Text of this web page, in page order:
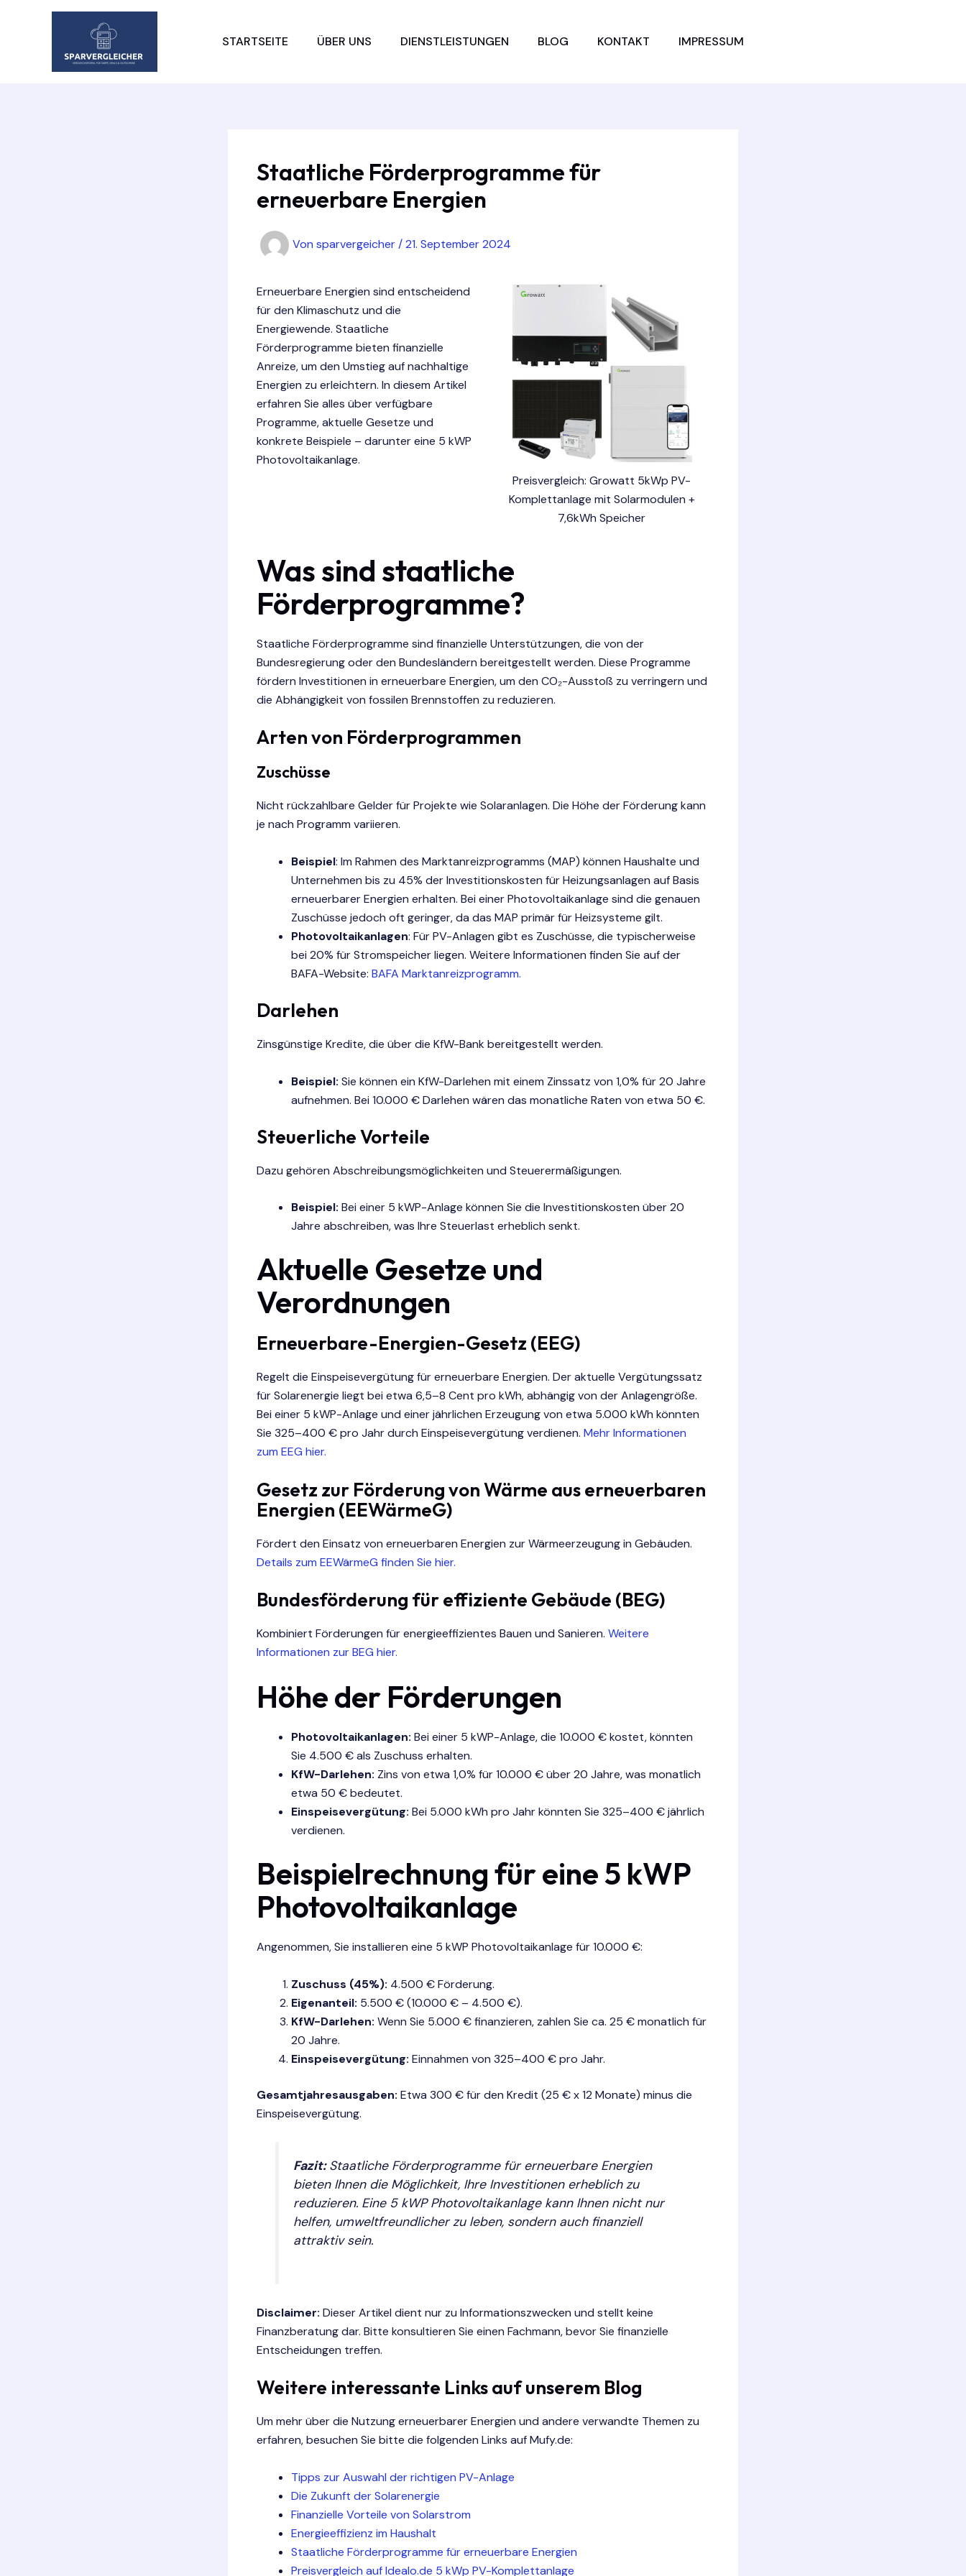
STARTSEITE ÜBER UNS DIENSTLEISTUNGEN BLOG KONTAKT IMPRESSUM
Staatliche Förderprogramme für
erneuerbare Energien
Von sparvergeicher /21. September 2024
Preisvergleich: Growatt 5kWp PV-
Komplettanlage mit Solarmodulen +
7,6kWh Speicher
Erneuerbare Energien sind entscheidend
für den Klimaschutz und die
Energiewende. Staatliche
Förderprogramme bieten finanzielle
Anreize, um den Umstieg auf nachhaltige
Energien zu erleichtern. In diesem Artikel
erfahren Sie alles über verfügbare
Programme, aktuelle Gesetze und
konkrete Beispiele – darunter eine 5 kWP
Photovoltaikanlage.
Was sind staatliche
Förderprogramme?
Staatliche Förderprogramme sind finanzielle Unterstützungen, die von der
Bundesregierung oder den Bundesländern bereitgestellt werden. Diese Programme
fördern Investitionen in erneuerbare Energien, um den CO₂-Ausstoß zu verringern und
die Abhängigkeit von fossilen Brennstoffen zu reduzieren.
Arten von Förderprogrammen
Zuschüsse
Nicht rückzahlbare Gelder für Projekte wie Solaranlagen. Die Höhe der Förderung kann
je nach Programm variieren.
Beispiel: Im Rahmen des Marktanreizprogramms (MAP) können Haushalte und
Unternehmen bis zu 45% der Investitionskosten für Heizungsanlagen auf Basis
erneuerbarer Energien erhalten. Bei einer Photovoltaikanlage sind die genauen
Zuschüsse jedoch oft geringer, da das MAP primär für Heizsysteme gilt.
Photovoltaikanlagen: Für PV-Anlagen gibt es Zuschüsse, die typischerweise
bei 20% für Stromspeicher liegen. Weitere Informationen finden Sie auf der
BAFA-Website: BAFA Marktanreizprogramm.
Darlehen
Zinsgünstige Kredite, die über die KfW-Bank bereitgestellt werden.
Beispiel: Sie können ein KfW-Darlehen mit einem Zinssatz von 1,0% für 20 Jahre
aufnehmen. Bei 10.000 € Darlehen wären das monatliche Raten von etwa 50 €.
Steuerliche Vorteile
Dazu gehören Abschreibungsmöglichkeiten und Steuerermäßigungen.
Beispiel: Bei einer 5 kWP-Anlage können Sie die Investitionskosten über 20
Jahre abschreiben, was Ihre Steuerlast erheblich senkt.
Aktuelle Gesetze und
Verordnungen
Erneuerbare-Energien-Gesetz (EEG)
Regelt die Einspeisevergütung für erneuerbare Energien. Der aktuelle Vergütungssatz
für Solarenergie liegt bei etwa 6,5–8 Cent pro kWh, abhängig von der Anlagengröße.
Bei einer 5 kWP-Anlage und einer jährlichen Erzeugung von etwa 5.000 kWh könnten
Sie 325–400 € pro Jahr durch Einspeisevergütung verdienen. Mehr Informationen
zum EEG hier.
Gesetz zur Förderung von Wärme aus erneuerbaren
Energien (EEWärmeG)
Fördert den Einsatz von erneuerbaren Energien zur Wärmeerzeugung in Gebäuden.
Details zum EEWärmeG finden Sie hier.
Bundesförderung für effiziente Gebäude (BEG)
Kombiniert Förderungen für energieeffizientes Bauen und Sanieren. Weitere
Informationen zur BEG hier.
Höhe der Förderungen
Photovoltaikanlagen: Bei einer 5 kWP-Anlage, die 10.000 € kostet, könnten
Sie 4.500 € als Zuschuss erhalten.
KfW-Darlehen: Zins von etwa 1,0% für 10.000 € über 20 Jahre, was monatlich
etwa 50 € bedeutet.
Einspeisevergütung: Bei 5.000 kWh pro Jahr könnten Sie 325–400 € jährlich
verdienen.
Beispielrechnung für eine 5 kWP
Photovoltaikanlage
Angenommen, Sie installieren eine 5 kWP Photovoltaikanlage für 10.000 €:
Zuschuss (45%): 4.500 € Förderung.
Eigenanteil: 5.500 € (10.000 € – 4.500 €).
KfW-Darlehen: Wenn Sie 5.000 € finanzieren, zahlen Sie ca. 25 € monatlich für
20 Jahre.
Einspeisevergütung: Einnahmen von 325–400 € pro Jahr.
Gesamtjahresausgaben: Etwa 300 € für den Kredit (25 € x 12 Monate) minus die
Einspeisevergütung.
Fazit:Staatliche Förderprogramme für erneuerbare Energien
bieten Ihnen die Möglichkeit, Ihre Investitionen erheblich zu
reduzieren. Eine 5 kWP Photovoltaikanlage kann Ihnen nicht nur
helfen, umweltfreundlicher zu leben, sondern auch finanziell
attraktiv sein.
Disclaimer: Dieser Artikel dient nur zu Informationszwecken und stellt keine
Finanzberatung dar. Bitte konsultieren Sie einen Fachmann, bevor Sie finanzielle
Entscheidungen treffen.
Weitere interessante Links auf unserem Blog
Um mehr über die Nutzung erneuerbarer Energien und andere verwandte Themen zu
erfahren, besuchen Sie bitte die folgenden Links auf Mufy.de:
Tipps zur Auswahl der richtigen PV-Anlage
Die Zukunft der Solarenergie
Finanzielle Vorteile von Solarstrom
Energieeffizienz im Haushalt
Staatliche Förderprogramme für erneuerbare Energien
Preisvergleich auf Idealo.de 5 kWp PV-Komplettanlage